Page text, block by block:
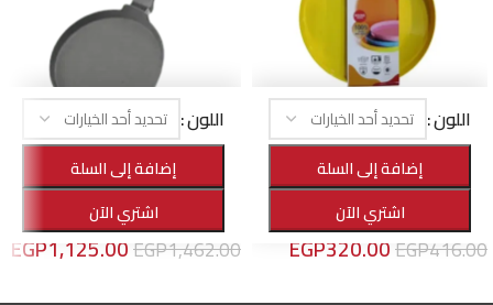
صينية تقديم ميلامين دائرية
الأهرام هوم,منتجات التقديم
EGP416.00
EGP320.00
اللون
إضافة إلى السلة
اشتري الآن
مقلاية كريب
الأهرام هوم,أواني الطهي
EGP1,462.00
EGP1,125.00
اللون
إضافة إلى السلة
اشتري الآن